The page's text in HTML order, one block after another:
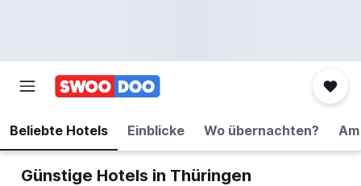
Beliebte Hotels Einblicke Wo übernachten?
Günstige Hotels in Thüringen